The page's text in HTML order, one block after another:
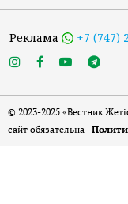
Реклама +7 (747)
© 2023-2025 «Вестник
сайт обязательна |